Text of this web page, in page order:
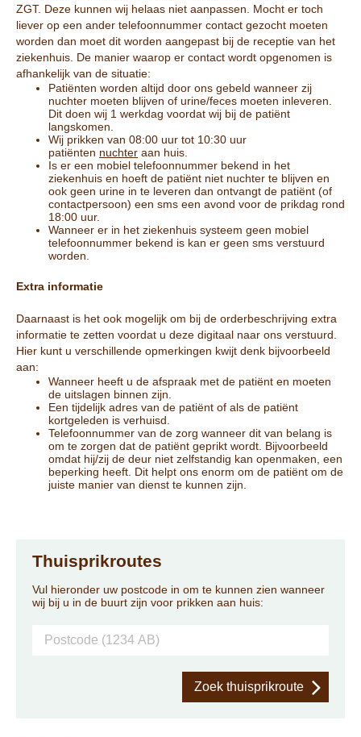
ZGT. Deze kunnen wij helaas niet aanpassen. Mocht er toch
liever op een ander telefoonnummer contact gezocht moeten
worden dan moet dit worden aangepast bij de receptie van het
ziekenhuis. De manier waarop er contact wordt opgenomen is
afhankelijk van de situatie:
Patiënten worden altijd door ons gebeld wanneer zij
nuchter moeten blijven of urine/feces moeten inleveren.
Dit doen wij 1 werkdag voordat wij bij de patiënt
langskomen.
Wij prikken van 08:00 uur tot 10:30 uur
patiënten nuchter aan huis.
Is er een mobiel telefoonnummer bekend in het
ziekenhuis en hoeft de patiënt niet nuchter te blijven en
ook geen urine in te leveren dan ontvangt de patiënt (of
contactpersoon) een sms een avond voor de prikdag rond
18:00 uur.
Wanneer er in het ziekenhuis systeem geen mobiel
telefoonnummer bekend is kan er geen sms verstuurd
worden.
Extra informatie
Daarnaast is het ook mogelijk om bij de orderbeschrijving extra
informatie te zetten voordat u deze digitaal naar ons verstuurd.
Hier kunt u verschillende opmerkingen kwijt denk bijvoorbeeld
aan:
Wanneer heeft u de afspraak met de patiënt en moeten
de uitslagen binnen zijn.
Een tijdelijk adres van de patiënt of als de patiënt
kortgeleden is verhuisd.
Telefoonnummer van de zorg wanneer dit van belang is
om te zorgen dat de patiënt geprikt wordt. Bijvoorbeeld
omdat hij/zij de deur niet zelfstandig kan openmaken, een
beperking heeft. Dit helpt ons enorm om de patiënt om de
juiste manier van dienst te kunnen zijn.
Thuisprikroutes
Vul hieronder uw postcode in om te kunnen zien wanneer
wij bij u in de buurt zijn voor prikken aan huis:
Zoek thuisprikroute